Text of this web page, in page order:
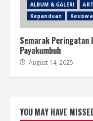
ALBUM & GALERI
Kepanduan
Semarak Peringatan
Payakumbuh
August 14, 2025
YOU MAY HAVE